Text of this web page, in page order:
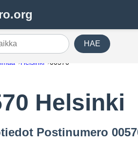
HAE
Helsinki 00570
Helsinki
Postinumero